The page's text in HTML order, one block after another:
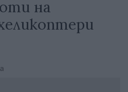
на